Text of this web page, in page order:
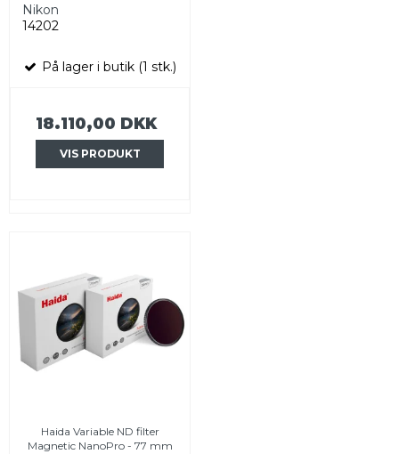
Nikon
14202
På lager i butik (1 stk.)
18.110,00 DKK
VIS PRODUKT
Haida Variable ND filter
Magnetic NanoPro - 77 mm